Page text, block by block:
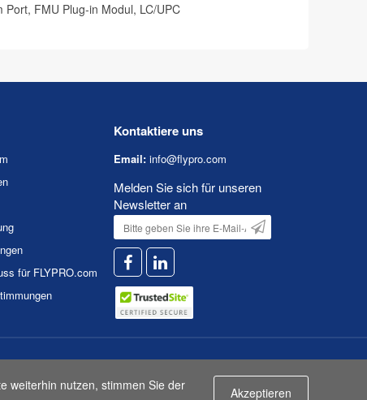
FMU Plug-in Modul, LC/UPC
für FLYPRO.com
Kontaktiere uns
Email: info@flypro.com
Melden Sie sich für unseren
Newsletter an
weiterhin nutzen, stimmen Sie der
Akzeptieren